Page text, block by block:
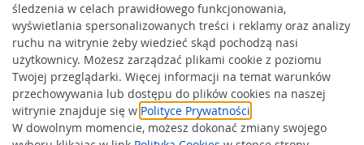
śledzenia w celach prawidłowego funkcjonowania,
wyświetlania spersonalizowanych treści i reklamy oraz analizy
ruchu na witrynie żeby wiedzieć skąd pochodzą nasi
użytkownicy. Możesz zarządzać plikami cookie z poziomu
Twojej przeglądarki. Więcej informacji na temat warunków
przechowywania lub dostępu do plików cookies na naszej
witrynie znajduje się w Polityce Prywatności
W dowolnym momencie, możesz dokonać zmiany swojego
Obowiązek informacyjny
Polityka prywatności
Polityka Cookies
Odbiór zużytego sprzętu
Wspierają nas: